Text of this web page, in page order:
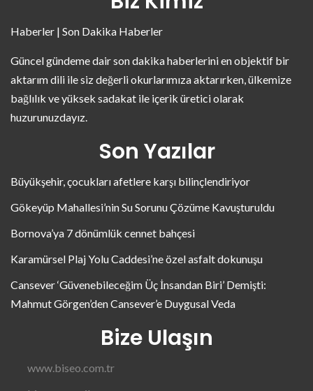
Haberler | Son Dakika Haberler
Güncel gündeme dair son dakika haberlerini en objektif bir
aktarım dili ile siz değerli okurlarımıza aktarırken, ülkemize
bağlılık ve yüksek sadakat ile içerik üretici olarak
huzurunuzdayız.
Son Yazılar
Büyükşehir, çocukları afetlere karşı bilinçlendiriyor
Gökeyüp Mahallesi’nin Su Sorunu Çözüme Kavuşturuldu
Bornova’ya 7 dönümlük cennet bahçesi
Karamürsel Plaj Yolu Caddesi’ne özel asfalt dokunuşu
Cansever ‘Güvenebileceğim Üç İnsandan Biri’ Demişti:
Mahmut Görgen’den Cansever’e Duygusal Veda
Bize Ulaşın
www.biseo.com.tr